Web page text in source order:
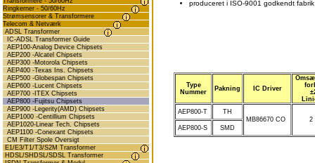
Ringkerner - 50/60Hz
Strømsensorer & Transformere
Telecom & Netværk
ADSL Transformer
IC-ADSL Transformer Guide
AEP100-Analog Device Chipsets
AEP200 -Alcatel Chipsets
AEP300 -Motorola Chipsets
AEP400 -Texas Ins. Chipsets
AEP500 -Globespan Chipsets
AEP600 -Lucent Chipsets
AEP700 -ITEX Chipsets
AEP800 -Fujitsu Chipsets
AEP900 -Legerity(AMD) Chipsets
AEP1000 -Centillium Chipsets
AEP1020-Linear Tech. Chipsets
AEP1100 -Conexant Chipsets
CM Filter Spole Oversigt
E1/E3/T1/T3/S2M Transformer
HDSL/SHDSL/SDSL Transformer
produceret i ISO-9001 godkendt fabrik
Type
Nummer
Pakning IC Driver
AEP800-T
TH
MB86670 CO
2
AEP800-S
SMD